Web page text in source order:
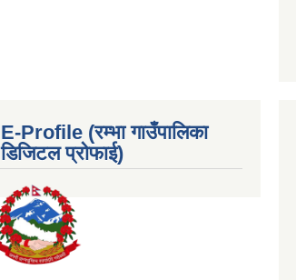
E-Profile (रम्भा गाउँपालिका
डिजिटल प्रोफाई)